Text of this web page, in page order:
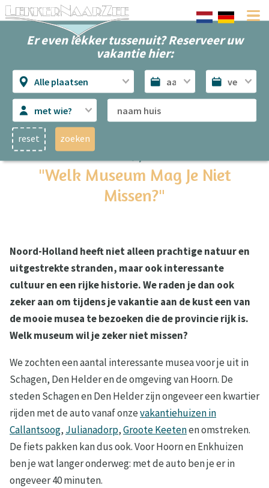
Er even lekker tussenuit? Reserveer uw
vakantie hier:
Alle plaatsen
met wie?
zoeken
reset
De mooiste musea in de Kop van Noord-Holland
"Welk Museum Mag Je Niet
Missen?"
Noord-Holland heeft niet alleen prachtige natuur en
uitgestrekte stranden, maar ook interessante
cultuur en een rijke historie. We raden je dan ook
zeker aan om tijdens je vakantie aan de kust een van
de mooie musea te bezoeken die de provincie rijk is.
Welk museum wil je zeker niet missen?
We zochten een aantal interessante musea voor je uit in
Schagen, Den Helder en de omgeving van Hoorn. De
steden Schagen en Den Helder zijn ongeveer een kwartier
rijden met de auto vanaf onzevakantiehuizen in
Callantsoog, Julianadorp,Groote Keetenen omstreken.
De fiets pakken kan dus ook. Voor Hoorn en Enkhuizen
ben je wat langer onderweg: met de auto ben je er in
ongeveer 40 minuten.